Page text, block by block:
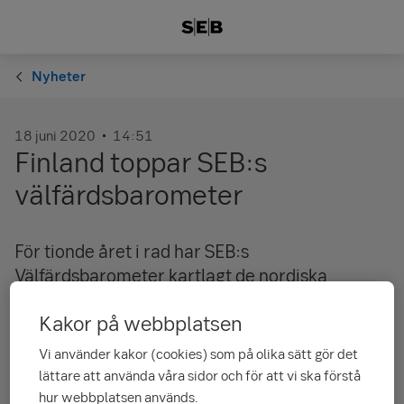
Nyheter
18 juni 2020 14:51
Finland toppar SEB:s
välfärdsbarometer
För tionde året i rad har SEB:s
Välfärdsbarometer kartlagt de nordiska
hamnar Finland i topp och noterar det hittills
högsta samlade omdömet om välfärden.
Sverige sjönk till sista plats.
Kakor på webbplatsen
Vi använder kakor (cookies) som på olika sätt gör det
lättare att använda våra sidor och för att vi ska förstå
hur webbplatsen används.